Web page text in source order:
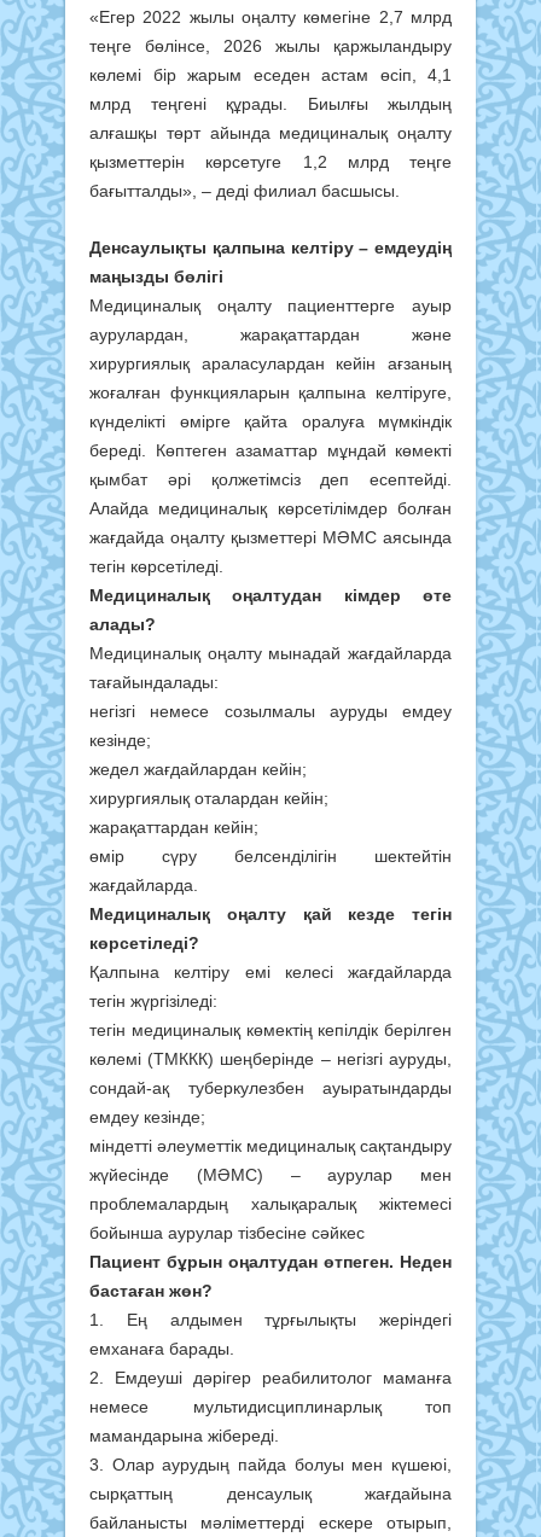
«Егер 2022 жылы оңалту көмегіне 2,7 млрд
теңге бөлінсе, 2026 жылы қаржыландыру
көлемі бір жарым еседен астам өсіп, 4,1
млрд теңгені құрады. Биылғы жылдың
алғашқы төрт айында медициналық оңалту
қызметтерін көрсетуге 1,2 млрд теңге
бағытталды», – деді филиал басшысы.
Денсаулықты қалпына келтіру – емдеудің
маңызды бөлігі
Медициналық оңалту пациенттерге ауыр
аурулардан, жарақаттардан және
хирургиялық араласулардан кейін ағзаның
жоғалған функцияларын қалпына келтіруге,
күнделікті өмірге қайта оралуға мүмкіндік
береді. Көптеген азаматтар мұндай көмекті
қымбат әрі қолжетімсіз деп есептейді.
Алайда медициналық көрсетілімдер болған
жағдайда оңалту қызметтері МӘМС аясында
тегін көрсетіледі.
Медициналық оңалтудан кімдер өте
алады?
Медициналық оңалту мынадай жағдайларда
тағайындалады:
негізгі немесе созылмалы ауруды емдеу
кезінде;
жедел жағдайлардан кейін;
хирургиялық оталардан кейін;
жарақаттардан кейін;
өмір сүру белсенділігін шектейтін
жағдайларда.
Медициналық оңалту қай кезде тегін
көрсетіледі?
Қалпына келтіру емі келесі жағдайларда
тегін жүргізіледі:
тегін медициналық көмектің кепілдік берілген
көлемі (ТМККК) шеңберінде – негізгі ауруды,
сондай-ақ туберкулезбен ауыратындарды
емдеу кезінде;
міндетті әлеуметтік медициналық сақтандыру
жүйесінде (МӘМС) – аурулар мен
проблемалардың халықаралық жіктемесі
бойынша аурулар тізбесіне сәйкес
Пациент бұрын оңалтудан өтпеген. Неден
бастаған жөн?
1. Ең алдымен тұрғылықты жеріндегі
емханаға барады.
2. Емдеуші дәрігер реабилитолог маманға
немесе мультидисциплинарлық топ
мамандарына жібереді.
3. Олар аурудың пайда болуы мен күшеюі,
сырқаттың денсаулық жағдайына
байланысты мәліметтерді ескере отырып,